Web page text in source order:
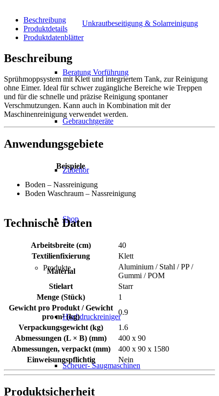
Unkrautbeseitigung & Solarreinigung
Beratung Vorführung
Gebrauchtgeräte
Zubehör
Shop
Produkte
Hochdruckreiniger
Scheuer- Saugmaschinen
Beschreibung
Produktdetails
Produktdatenblätter
Beschreibung
Sprühmoppsystem mit Klett und integriertem Tank, zur Reinigung
ohne Eimer. Ideal für schwer zugängliche Bereiche wie Treppen
und für die schnelle und präzise Reinigung spontaner
Verschmutzungen. Kann auch in Kombination mit der
Maschinenreinigung verwendet werden.
Anwendungsgebiete
Beispiele
Boden – Nassreinigung
Boden Waschraum – Nassreinigung
Technische Daten
Arbeitsbreite (cm)
40
Textilienfixierung
Klett
Material
Aluminium / Stahl / PP /
Gummi / POM
Stielart
Starr
Menge (Stück)
1
Gewicht pro Produkt / Gewicht
pro m² (kg)
0.9
Verpackungsgewicht (kg)
1.6
Abmessungen (L × B) (mm)
400 x 90
Abmessungen, verpackt (mm)
400 x 90 x 1580
Einweisungspflichtig
Nein
Produktsicherheit